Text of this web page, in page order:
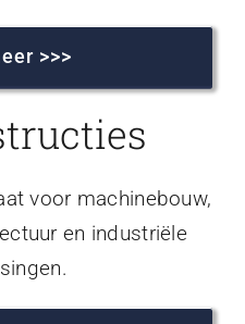
>>>
voor machinebouw,
en industriële